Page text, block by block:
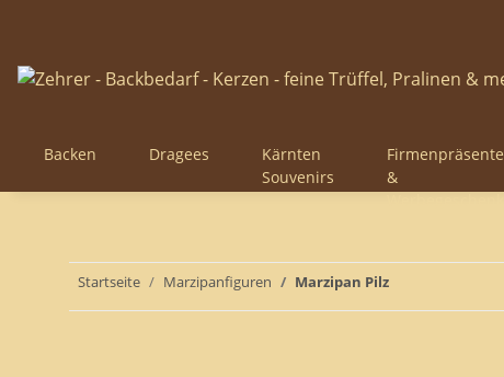
Backen Dragees
Kärnten
Souvenirs
Firmenpräsente
&
Startseite Marzipanfiguren Marzipan Pilz